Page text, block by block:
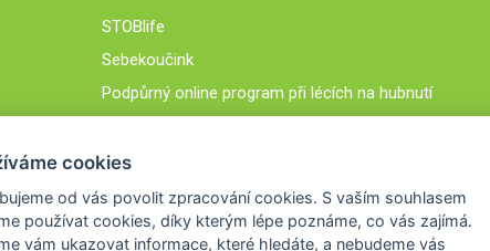
STOBlife
Sebekoučink
Podpůrný online program při lécích na hubnutí
cookies
od vás povolit zpracování cookies. S vaším souhlasem
používat cookies, díky kterým lépe poznáme, co vás zajímá.
vám ukazovat informace, které hledáte, a nebudeme vás